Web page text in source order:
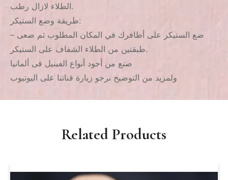
الطلاء لازال رطب.
طريقة وضع الستيكر:
– ضع الستيكر على أظافرك في المكان المطلوب ثم ضعى
طبقتين من الطلاء الشفاف على الستيكر.
صنع من أجود أنواع الفينيل فى ألمانيا
ولمزيد من التوضيح نرجو زيارة قناتنا على اليوتيوب
Related Products